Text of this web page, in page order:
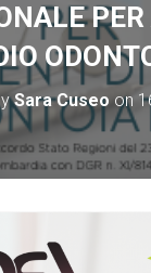
Sara Cuseoon